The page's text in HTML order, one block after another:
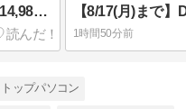
【8/17(月)まで】熱中対策セット 14,980円(税込)
1時間50分前
ップパソコン